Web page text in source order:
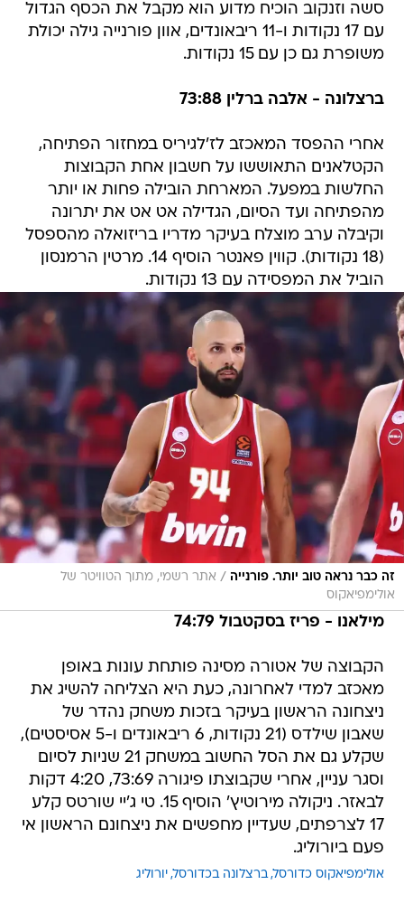
סשה וזנקוב הוכיח מדוע הוא מקבל את הכסף הגדול
עם 17 נקודות ו-11 ריבאונדים, אוון פורנייה גילה יכולת
משופרת גם כן עם 15 נקודות.
ברצלונה - אלבה ברלין 73:88
אחרי ההפסד המאכזב לז'לגיריס במחזור הפתיחה,
הקטלאנים התאוששו על חשבון אחת הקבוצות
החלשות במפעל. המארחת הובילה פחות או יותר
מהפתיחה ועד הסיום, הגדילה אט אט את יתרונה
וקיבלה ערב מוצלח בעיקר מדריו בריזואלה מהספסל
(18 נקודות). קווין פאנטר הוסיף 14. מרטין הרמנסון
הוביל את המפסידה עם 13 נקודות.
זה כבר נראה טוב יותר. פורנייה / אתר רשמי, מתוך הטוויטר של
אולימפיאקוס
מילאנו - פריז בסקטבול 74:79
הקבוצה של אטורה מסינה פותחת עונות באופן
מאכזב למדי לאחרונה, כעת היא הצליחה להשיג את
ניצחונה הראשון בעיקר בזכות משחק נהדר של
שאבון שילדס (21 נקודות, 6 ריבאונדים ו-5 אסיסטים),
שקלע גם את הסל החשוב במשחק 21 שניות לסיום
וסגר עניין, אחרי שקבוצתו פיגורה 73:69, 4:20 דקות
לבאזר. ניקולה מירוטיץ' הוסיף 15. טי ג'יי שורטס קלע
17 לצרפתים, שעדיין מחפשים את ניצחונם הראשון אי
פעם ביורוליג.
אולימפיאקוס כדורסל ברצלונה בכדורסל יורוליג